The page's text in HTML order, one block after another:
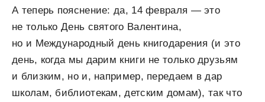
А теперь пояснение: да, 14 февраля — это
не только День святого Валентина,
но и Международный день книгодарения (и это
день, когда мы дарим книги не только друзьям
и близким, но и, например, передаем в дар
школам, библиотекам, детским домам), так что